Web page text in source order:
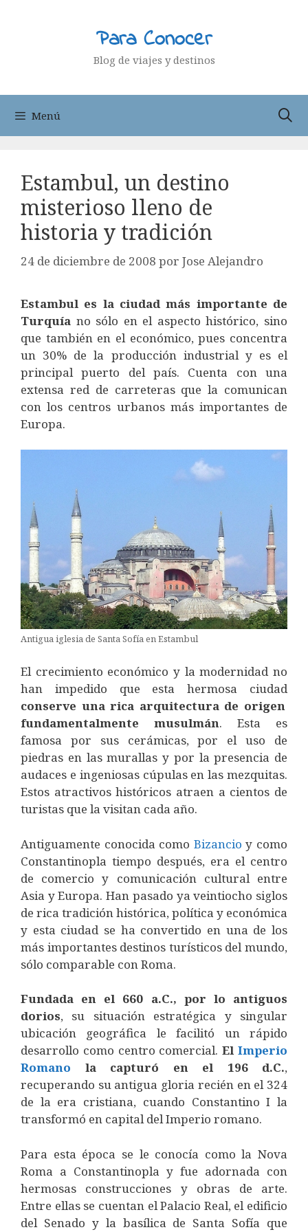
Para Conocer
Blog de viajes y destinos
Menú
Estambul, un destino
misterioso lleno de
historia y tradición
24 de diciembre de 2008 por Jose Alejandro
Estambul es la ciudad más importante de
Turquía no sólo en el aspecto histórico, sino
que también en el económico, pues concentra
un 30% de la producción industrial y es el
principal puerto del país. Cuenta con una
extensa red de carreteras que la comunican
con los centros urbanos más importantes de
Europa.
Antigua iglesia de Santa Sofía en Estambul
El crecimiento económico y la modernidad no
han impedido que esta hermosa ciudad
conserve una rica arquitectura de origen
fundamentalmente musulmán. Esta es
famosa por sus cerámicas, por el uso de
piedras en las murallas y por la presencia de
audaces e ingeniosas cúpulas en las mezquitas.
Estos atractivos históricos atraen a cientos de
turistas que la visitan cada año.
Antiguamente conocida como Bizancio y como
Constantinopla tiempo después, era el centro
de comercio y comunicación cultural entre
Asia y Europa. Han pasado ya veintiocho siglos
de rica tradición histórica, política y económica
y esta ciudad se ha convertido en una de los
más importantes destinos turísticos del mundo,
sólo comparable con Roma.
Fundada en el 660 a.C., por lo antiguos
dorios, su situación estratégica y singular
ubicación geográfica le facilitó un rápido
desarrollo como centro comercial.ElImperio
Romano la capturó en el 196 d.C.,
recuperando su antigua gloria recién en el 324
de la era cristiana, cuando Constantino I la
transformó en capital del Imperio romano.
Para esta época se le conocía como la Nova
Roma a Constantinopla y fue adornada con
hermosas construcciones y obras de arte.
Entre ellas se cuentan el Palacio Real, el edificio
del Senado y la basílica de Santa Sofía que